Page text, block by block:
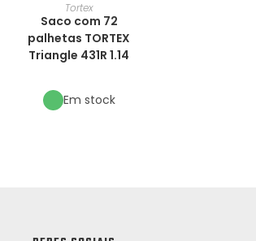
Tortex
Saco com 72
palhetas TORTEX
Triangle 431R 1.14
Em stock